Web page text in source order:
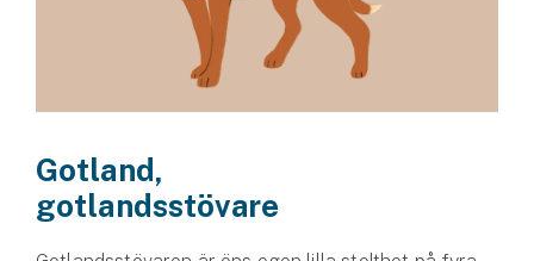
Gotland,
gotlandsstövare